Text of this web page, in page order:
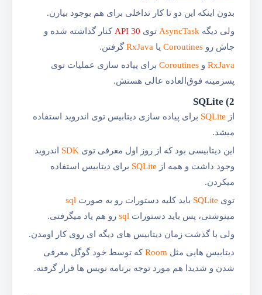
بدون اینکه این دو تا کار تداخلی برای هم بوجود بیارن.
ولی دیگه AsyncTask توی API 30 کنار گذاشته شده و
جاش رو Coroutines یا RxJavaگرفتن.
RxJava و Coroutines برای پیاده سازی عملیات توی
پسزمینه فوق‌العاده عالی هستش.
2) SQLite
از SQLite برای پیاده سازی دیتابیس توی اند‌روید استفاده
میشد.
این دیتابیسی بود که از روز اول معرفی توی SDK اند‌روید
وجود داشت و همه از SQLite برای دیتابیس استفاده
میکردن.
توی SQLite باید کلیه دستورات رو به صورت sql
مینوشتی، پس باید دستورات sql رو هم یاد میگرفتی.
ولی با گذشت زمان دیتابیس های دیگه ای روی کار اومدن.
دیتابیس هایی مثل Roomکه توسط خود گوگل معرفی
شدن و شدیدا هم مورد توجه برنامه نویس ها قرار گرفته.